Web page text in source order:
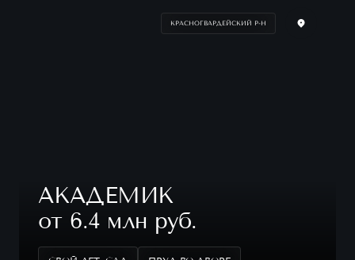
КРАСНОГВАРДЕЙСКИЙ Р-Н
АКАДЕМИК
от 6.4 млн руб.